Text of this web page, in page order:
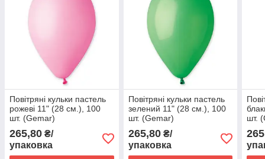
Повітряні кульки пастель
рожеві 11" (28 см.), 100
шт. (Gemar)
265,80 ₴/
упаковка
Повітряні кульки пастель
зелений 11" (28 см.), 100
шт. (Gemar)
265,80₴/
упаковка
шт.